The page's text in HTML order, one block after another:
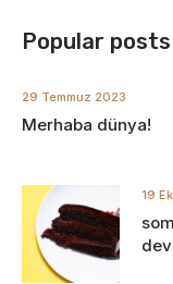
Popular posts
29 Temmuz 2023
Merhaba dünya!
19